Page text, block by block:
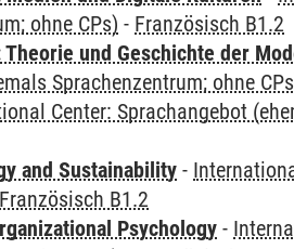
ohne CPs) - Französisch B1.2
und Geschichte der
Sprachenzentrum; ohne
Center: Sprachangebot
and Sustainability -
Französisch B1.2
Psychology -